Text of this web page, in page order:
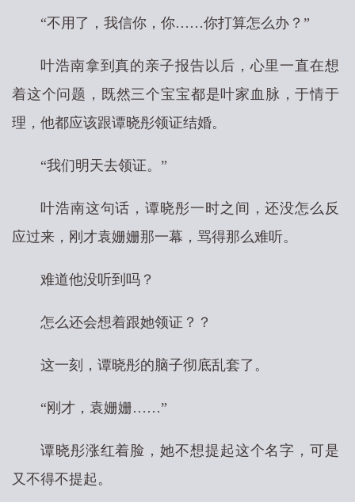
“不用了，我信你，你……你打算怎么办？”
叶浩南拿到真的亲子报告以后，心里一直在想
着这个问题，既然三个宝宝都是叶家血脉，于情于
理，他都应该跟谭晓彤领证结婚。
“我们明天去领证。”
叶浩南这句话，谭晓彤一时之间，还没怎么反
应过来，刚才袁姗姗那一幕，骂得那么难听。
难道他没听到吗？
怎么还会想着跟她领证？？
这一刻，谭晓彤的脑子彻底乱套了。
“刚才，袁姗姗……”
谭晓彤涨红着脸，她不想提起这个名字，可是
又不得不提起。